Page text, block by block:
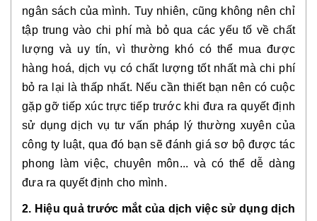
ngân sách của mình. Tuy nhiên, cũng không nên chỉ
tập trung vào chi phí mà bỏ qua các yếu tố về chất
lượng và uy tín, vì thường khó có thể mua được
hàng hoá, dịch vụ có chất lượng tốt nhất mà chi phí
bỏ ra lại là thấp nhất. Nếu cần thiết bạn nên có cuộc
gặp gỡ tiếp xúc trực tiếp trước khi đưa ra quyết định
sử dụng dịch vụ tư vấn pháp lý thường xuyên của
công ty luật, qua đó bạn sẽ đánh giá sơ bộ được tác
phong làm việc, chuyên môn... và có thể dễ dàng
đưa ra quyết định cho mình.
2. Hiệu quả trước mắt của dịch việc sử dụng dịch